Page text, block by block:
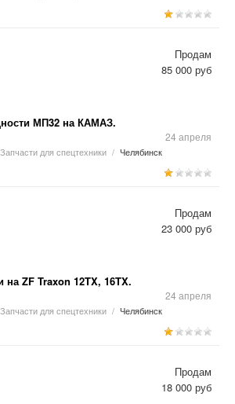
МП32 на КАМАЗ.
24 апреля
Запчасти для спецтехники / Челябинск
Продам
85 000 руб
ZF Traxon 12TX, 16TX.
24 апреля
Запчасти для спецтехники / Челябинск
Продам
23 000 руб
Продам
18 000 руб